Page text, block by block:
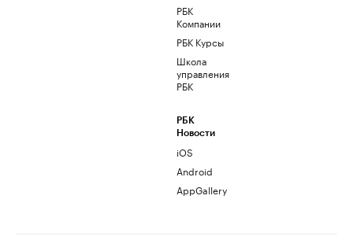
РБК
Компании
РБК Курсы
Школа
управления
РБК
РБК
Новости
iOS
Android
AppGallery